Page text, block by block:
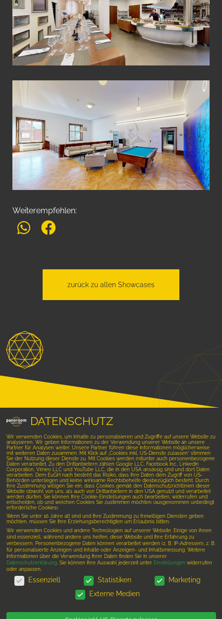
Weiterempfehlen:
zurück zu allen Showcases
Setzen Sie sich noch heute mit uns in
Verbindung und vereinbaren einen
kostenlosen Beratungstermin. Wir freuen
uns Ihr Geschäftslokal, Ihre Immobilie, Ihr
Hotel oder jedes andere Objekt für Sie mit
einer virtuellen 3D-Tour in Szene zu setzen
und Ihr Unternehmen mit unserer VR-
Technologie zum Leben zu erwecken.
WEITERE INFORMATIONEN:
Equipment mieten
DATENSCHUTZ
Wir verwenden Cookies, um Inhalte zu personalisieren und Zugriffe auf unsere Website zu
analysieren. Wir geben Informationen zu der Verwendung unserer Website an unsere
Partner für Analysen weiter. Unsere Partner führen diese Informationen möglicherweise
mit weiteren Daten zusammen. Mit Klick auf „Cookies inkl. US-Dienste zulassen“ stimmen
Sie der Nutzung dieser Dienste zu. Mit Cookies werden mitunter auch personenbezogene
Daten verarbeitet. Zu den Drittanbietern zählen Google LLC, Facebook Inc., LinkedIn
Corporation, Vimeo LLC und YouTube LLC, die in den USA ansässig sind und dort Daten
verarbeiten. Dem EuGH nach besteht das Risiko, dass Ihre Daten dem Zugriff von US-
Behörden unterliegen und keine wirksame Rechtsbehelfe diesbezüglich besteht. Durch
Ihre Zustimmung willigen Sie ein, dass Cookies gemäß den Datenschutzrichtlinien dieser
Website obwohl von uns, als auch von Drittanbietern in den USA genutzt und verarbeitet
werden dürfen. Sie können Ihre Cookie-Einstellungen auch bearbeiten, widerrufen und
entscheiden, ob und welchen Cookies Sie zustimmen möchten (ausgenommen unbedingt
erforderliche Cookies).
Wenn Sie unter 16 Jahre alt sind und Ihre Zustimmung zu freiwilligen Diensten geben
möchten, müssen Sie Ihre Erziehungsberechtigten um Erlaubnis bitten.
Wir verwenden Cookies und andere Technologien auf unserer Website. Einige von ihnen
sind essenziell, während andere uns helfen, diese Website und Ihre Erfahrung zu
verbessern. Personenbezogene Daten können verarbeitet werden (z. B. IP-Adressen), z. B.
für personalisierte Anzeigen und Inhalte oder Anzeigen- und Inhaltsmessung. Weitere
Informationen über die Verwendung Ihrer Daten finden Sie in unserer
Datenschutzerklärung. Sie können Ihre Auswahl jederzeit unter Einstellungen widerrufen
oder anpassen.
DATENSCHUTZ
Essenziell Statistiken
Marketing
Externe Medien